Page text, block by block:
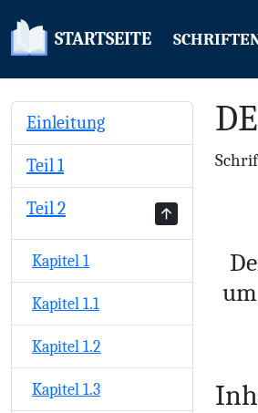
STARTSEITE
Einleitung
Teil 1
Teil 2
Kapitel 1
Kapitel 1.1
Kapitel 1.2
Kapitel 1.3